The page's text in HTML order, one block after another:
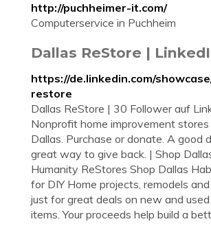
http://puchheimer-it.com/
Computerservice in Puchheim
Dallas ReStore |
https://de.linkedin.com/
restore
Dallas ReStore | 30 Follower auf
Nonprofit home improvement stores
Dallas. Purchase or donate. A good
great way to give back. | Shop
Humanity ReStores Shop Dallas
for DIY Home projects, remodels
just for great deals on new and
items. Your proceeds help build a